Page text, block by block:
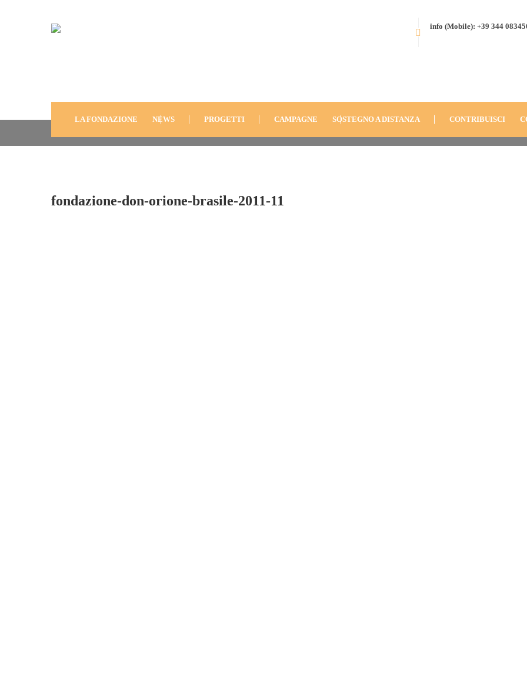
info (Mobile): +39 344
LA FONDAZIONE NEWS PROGETTI CAMPAGNE SOSTEGNO A DISTANZA CONTRIBUISCI
2011-11
fondazione-don-orione-brasile-2011-11